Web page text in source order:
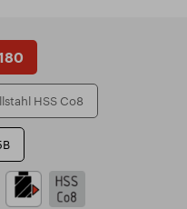
HSS Co8